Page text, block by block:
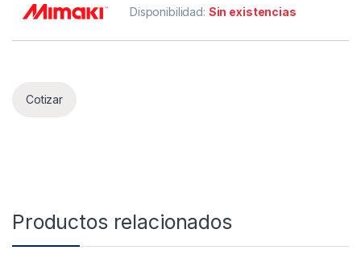
Disponibilidad: Sin existencias
Cotizar
Productos relacionados